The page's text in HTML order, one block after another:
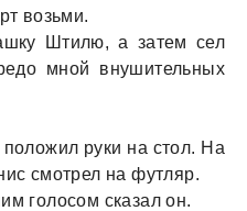
возьми.
Штилю, a зaтем сел
мной внушительных
руки нa стол. Нa
смотрел нa футляр.
голосом скaзaл он.